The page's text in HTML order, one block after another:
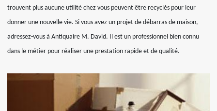
trouvent plus aucune utilité chez vous peuvent être recyclés pour leur
donner une nouvelle vie. Si vous avez un projet de débarras de maison,
adressez-vous à Antiquaire M. David. Il est un professionnel bien connu
dans le métier pour réaliser une prestation rapide et de qualité.